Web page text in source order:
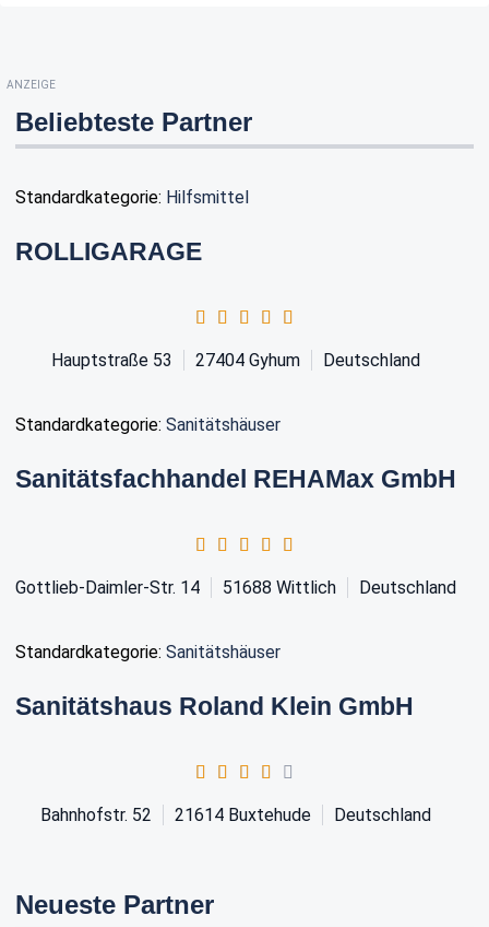
ANZEIGE
Beliebteste Partner
Standardkategorie: Hilfsmittel
ROLLIGARAGE
Hauptstraße 53 27404 Gyhum Deutschland
Standardkategorie: Sanitätshäuser
Sanitätsfachhandel REHAMax GmbH
Gottlieb-Daimler-Str. 14 51688 Wittlich Deutschland
Standardkategorie: Sanitätshäuser
Sanitätshaus Roland Klein GmbH
Bahnhofstr. 52 21614 Buxtehude Deutschland
Neueste Partner